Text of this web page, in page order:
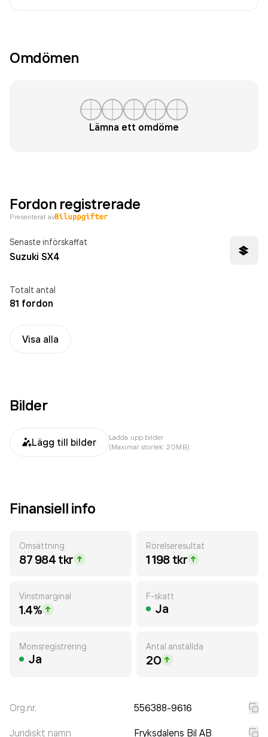
Omdömen
Lämna ett omdöme
Fordon registrerade
Presenterat av
Senaste införskaffat
Suzuki SX4
Totalt antal
81 fordon
Visa alla
Bilder
Lägg till bilder
Ladda upp bilder
(Maximal storlek: 20MB)
Finansiell info
Omsättning
87 984 tkr
Rörelseresultat
1 198 tkr
Vinstmarginal
1.4%
F-skatt
Ja
Momsregistrering
Ja
Antal anställda
20
Org.nr. 556388-9616
Juridiskt namn Fryksdalens Bil AB